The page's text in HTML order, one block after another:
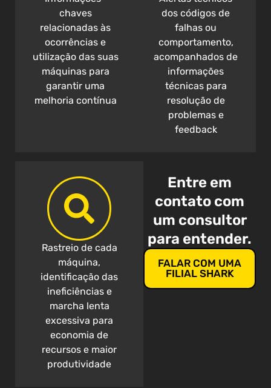
chaves
relacionadas às
ocorrências e
utilização das suas
máquinas para
garantir uma
melhoria contínua
dos códigos de
falhas ou
comportamento,
acompanhados de
informações
técnicas para
resolução de
problemas e
feedback
Rastreio de cada
máquina,
identificação das
ineficiências e
marcha lenta
excessiva para
economia de
recursos e maior
produtividade
Entre em
contato com
um consultor
para entender.
FALAR COM UMA
FILIAL SHARK